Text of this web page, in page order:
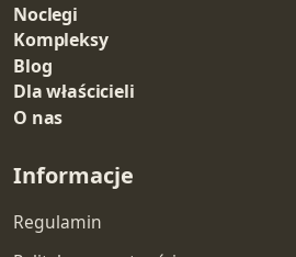
Noclegi
Kompleksy
Blog
Dla właścicieli
O nas
Informacje
Regulamin